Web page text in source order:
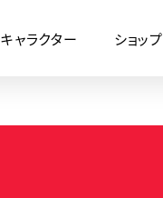
キャラクター ショップ